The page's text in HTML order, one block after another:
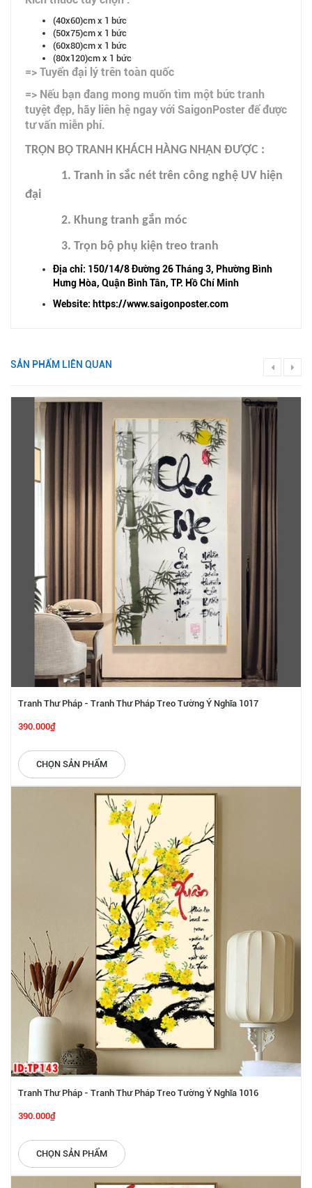
(40x60)cm x 1 bức
(50x75)cm x 1 bức
(60x80)cm x 1 bức
(80x120)cm x 1 bức
=> Tuyển đại lý trên toàn quốc
=> Nếu bạn đang mong muốn tìm một bức tranh
tuyệt đẹp, hãy liên hệ ngay với SaigonPoster để được
tư vấn miễn phí.
TRỌN BỘ TRANH KHÁCH HÀNG NHẬN ĐƯỢC :
1. Tranh in sắc nét trên công nghệ UV hiện
đại
2. Khung tranh gắn móc
3. Trọn bộ phụ kiện treo tranh
Địa chỉ: 150/14/8 Đường 26 Tháng 3, Phường Bình
Hưng Hòa, Quận Bình Tân, TP. Hồ Chí Minh
Website: https://www.saigonposter.com
SẢN PHẨM LIÊN QUAN
Tranh Thư Pháp - Tranh Thư Pháp Treo Tường Ý Nghĩa 1017
390.000₫
CHỌN SẢN PHẨM
Tranh Thư Pháp - Tranh Thư Pháp Treo Tường Ý Nghĩa 1016
390.000₫
CHỌN SẢN PHẨM